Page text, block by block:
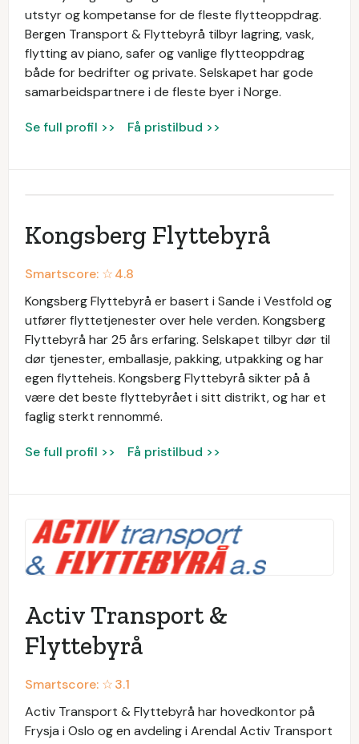
utstyr og kompetanse for de fleste flytteoppdrag.
Bergen Transport & Flyttebyrå tilbyr lagring, vask,
flytting av piano, safer og vanlige flytteoppdrag
både for bedrifter og private. Selskapet har gode
samarbeidspartnere i de fleste byer i Norge.
Se full profil >> Få pristilbud >>
Kongsberg Flyttebyrå
Smartscore: ☆4.8
Kongsberg Flyttebyrå er basert i Sande i Vestfold og
utfører flyttetjenester over hele verden. Kongsberg
Flyttebyrå har 25 års erfaring. Selskapet tilbyr dør til
dør tjenester, emballasje, pakking, utpakking og har
egen flytteheis. Kongsberg Flyttebyrå sikter på å
være det beste flyttebyrået i sitt distrikt, og har et
faglig sterkt rennommé.
Se full profil >> Få pristilbud >>
Activ Transport &
Flyttebyrå
Smartscore: ☆3.1
Activ Transport & Flyttebyrå har hovedkontor på
Frysja i Oslo og en avdeling i Arendal Activ Transport